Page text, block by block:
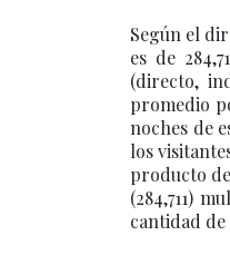
Según el
es de
(directo,
promedio
noches de
los
producto
(284,711)
cantidad